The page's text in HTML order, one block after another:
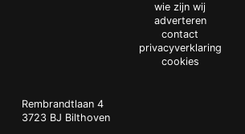
wie zijn wij
adverteren
contact
privacyverklaring
cookies
Doof.nl
work
Rembrandtlaan 4
3723 BJ Bilthoven